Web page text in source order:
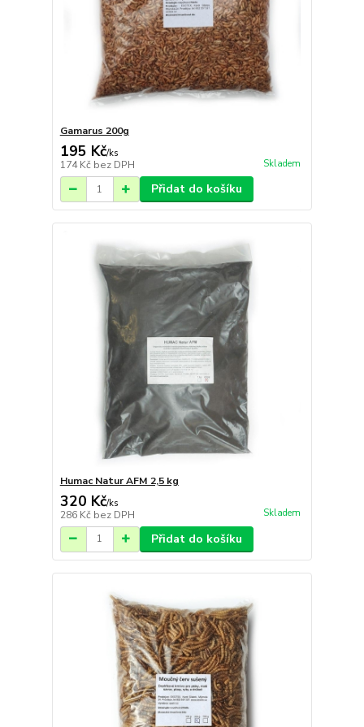
Gamarus 200g
195 Kč/ks
174 Kč bez DPH Skladem
Přidat do košíku
Humac Natur AFM 2,5 kg
320 Kč/ks
286 Kč bez DPH Skladem
Přidat do košíku